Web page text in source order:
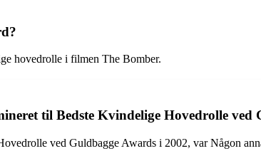
hovedrolle i filmen The Bomber.
til Bedste Kvindelige Hovedrolle ved
ved Guldbagge Awards i 2002, var Någon